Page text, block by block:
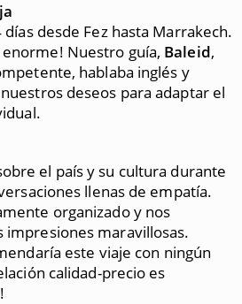
desde Fez hasta Marrakech.
Nuestro guía, Baleid,
hablaba inglés y
deseos para adaptar el
el país y su cultura durante
llenas de empatía.
organizado y nos
impresiones maravillosas.
este viaje con ningún
calidad-precio es